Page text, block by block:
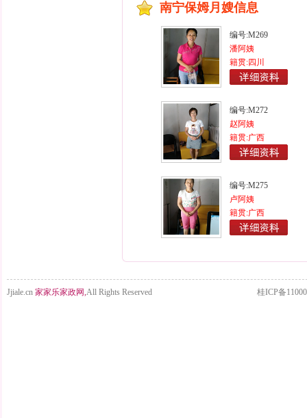
南宁保姆月嫂信息
编号:M269
潘阿姨
籍贯:四川
编号:M272
赵阿姨
籍贯:广西
编号:M275
卢阿姨
籍贯:广西
Jjiale.cn 家家乐家政网,All Rights Reserved 桂ICP备